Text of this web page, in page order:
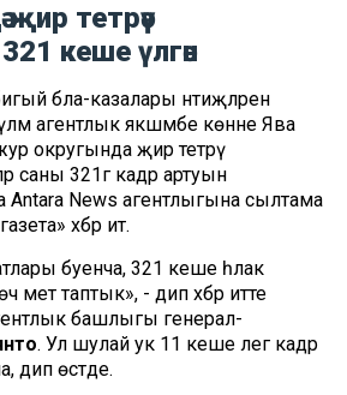
җир тетрәү
кеше үлгән
бәла-казалары нәтиҗәләрен
агентлык якшәмбе көнне Ява
округында җир тетрәү
саны 321гә кадәр артуын
Antara News агентлыгына сылтама
хәбәр итә.
буенча, 321 кеше һәлак
мәет таптык», - дип хәбәр итте
башлыгы генерал-
. Ул шулай ук 11 кеше әлегә кадәр
дип өстәде.